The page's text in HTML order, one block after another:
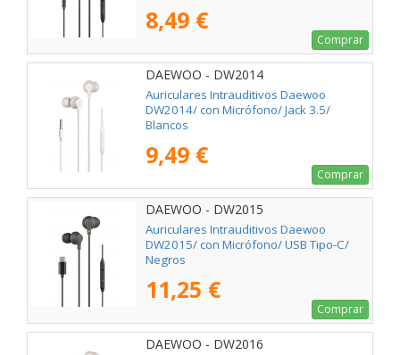
8,49 €
Comprar
DAEWOO - DW2014
Auriculares Intrauditivos Daewoo
DW2014/ con Micrófono/ Jack 3.5/
Blancos
9,49 €
Comprar
DAEWOO - DW2015
Auriculares Intrauditivos Daewoo
DW2015/ con Micrófono/ USB Tipo-C/
Negros
11,25 €
Comprar
DAEWOO - DW2016